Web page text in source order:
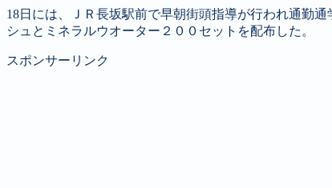
18日には、ＪＲ長坂駅前で早朝街頭指導が行われ通勤
シュとミネラルウオーター２００セットを配布した。
スポンサーリンク